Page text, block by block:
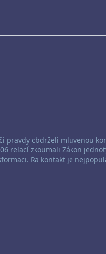
pravdy obdrželi mluvenou
relací zkoumali Zákon
Ra kontakt je